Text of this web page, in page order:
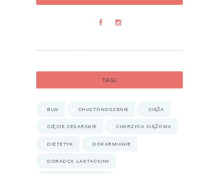
TAGI
BLW CHUSTONOSZENIE CIĄŻA
CIĘCIE CESARSKIE CUKRZYCA CIĄŻOWA
DIETETYK DOKARMIANIE
DORADCA LAKTACYJNY